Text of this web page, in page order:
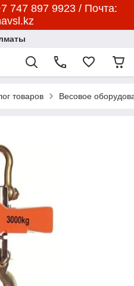
747 897 9923 / Почта:
товаров Весовое